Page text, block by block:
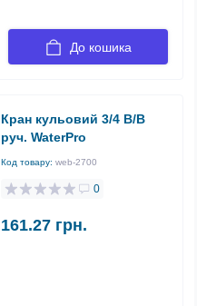
До кошика
Кран кульовий 3/4 В/В
руч. WaterPro
Код товару: web-2700
0
161.27 грн.